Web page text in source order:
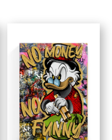
variants.
The
options
may
be
chosen
on
the
product
page